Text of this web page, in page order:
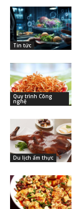
Tin tức
Quy trình Công
nghệ
Du lịch ẩm thực